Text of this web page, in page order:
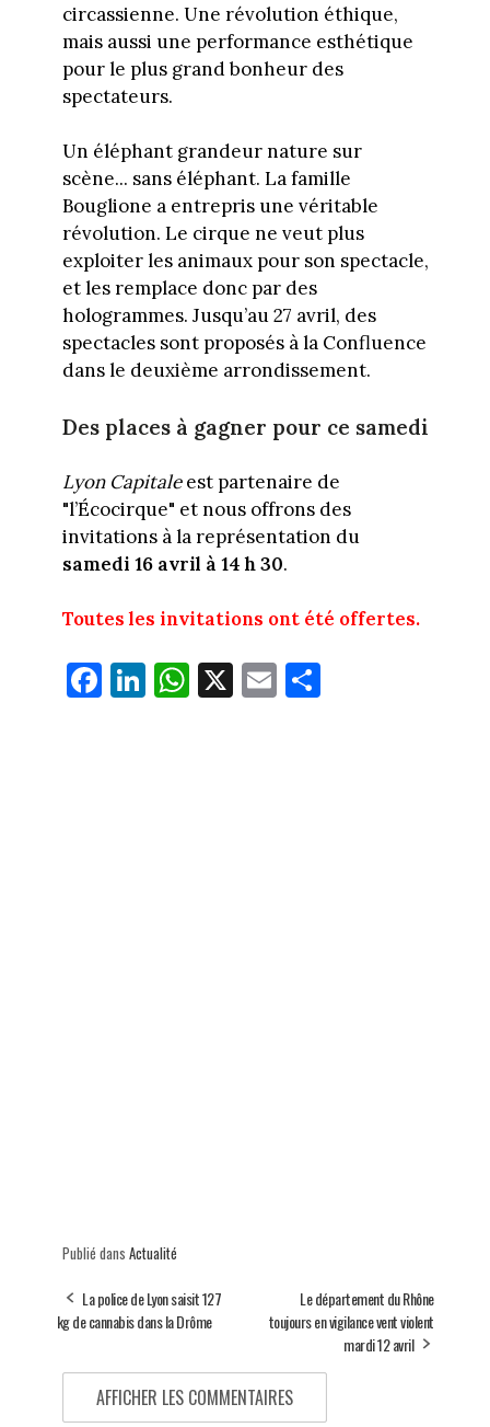
circassienne. Une révolution éthique,
mais aussi une performance esthétique
pour le plus grand bonheur des
spectateurs.
Un éléphant grandeur nature sur
scène... sans éléphant. La famille
Bouglione a entrepris une véritable
révolution. Le cirque ne veut plus
exploiter les animaux pour son spectacle,
et les remplace donc par des
hologrammes. Jusqu’au 27 avril, des
spectacles sont proposés à la Confluence
dans le deuxième arrondissement.
Des places à gagner pour ce samedi
Lyon Capitaleest partenaire de
"l’Écocirque" et nous offrons des
invitations à la représentation du
samedi 16 avril à 14 h 30.
Toutes les invitations ont été offertes.
Fa
ce
Li
nk
W
ha
X E
m
Pa
rt
Publié dans Actualité
La police de Lyon saisit 127
kg de cannabis dans la Drôme
Le département du Rhône
toujours en vigilance vent violent
mardi 12 avril
AFFICHER LES COMMENTAIRES